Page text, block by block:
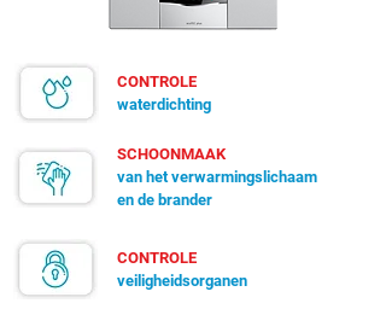
CONTROLE
waterdichting
SCHOONMAAK
van het verwarmingslichaam
en de brander
CONTROLE
veiligheidsorganen